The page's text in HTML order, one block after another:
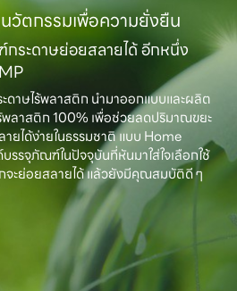
นวัตกรรมเพื่อความยั่งยืน
ระดาษย่อยสลายได้ อีกหนึ่ง
ดาษไร้พลาสติก นำมาออกแบบและผลิต
พลาสติก 100% เพื่อช่วยลดปริมาณขยะ
ยได้ง่ายในธรรมชาติ แบบ Home
รจุภัณฑ์ในปัจจุบันที่หันมาใส่ใจเลือกใช้
จะย่อยสลายได้ แล้วยังมีคุณสมบัติดี ๆ